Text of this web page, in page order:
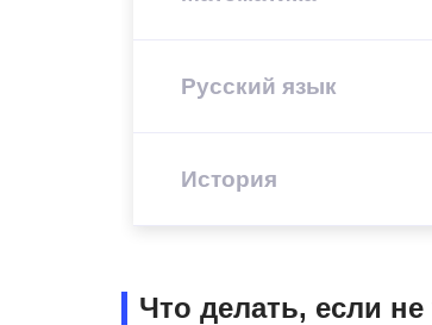
Русский язык
История
Что делать, если